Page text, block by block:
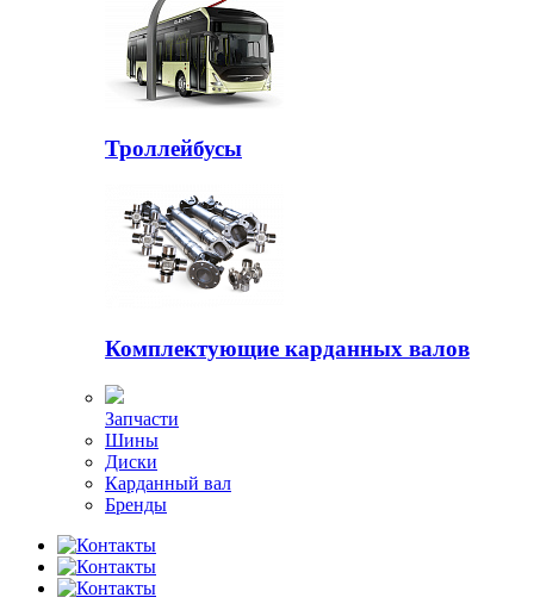
Троллейбусы
Комплектующие карданных валов
Запчасти
Шины
Диски
Карданный вал
Бренды